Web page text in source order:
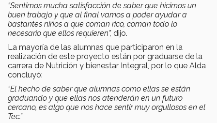
“Sentimos mucha satisfacción de saber que hicimos un
buen trabajo y que al final vamos a poder ayudar a
bastantes niños a que coman rico, coman todo lo
necesario que ellos requieren”, dijo.
La mayoría de las alumnas que participaron en la
realización de este proyecto están por graduarse de la
carrera de Nutrición y bienestar Integral, por lo que Alda
concluyó:
“El hecho de saber que alumnas como ellas se están
graduando y que ellas nos atenderán en un futuro
cercano, es algo que nos hace sentir muy orgullosos en el
Tec.”